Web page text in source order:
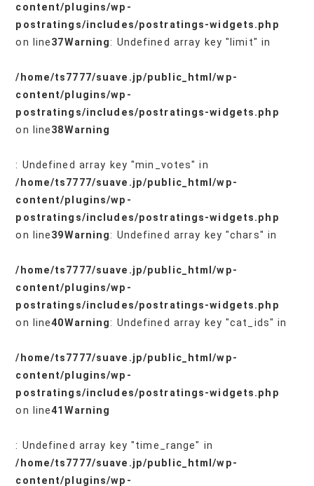
content/plugins/wp-
postratings/includes/postratings-widgets.php
on line37Warning: Undefined array key "limit" in
/home/ts7777/suave.jp/public_html/wp-
content/plugins/wp-
postratings/includes/postratings-widgets.php
on line38Warning
: Undefined array key "min_votes" in
/home/ts7777/suave.jp/public_html/wp-
content/plugins/wp-
postratings/includes/postratings-widgets.php
on line39Warning: Undefined array key "chars" in
/home/ts7777/suave.jp/public_html/wp-
content/plugins/wp-
postratings/includes/postratings-widgets.php
on line40Warning: Undefined array key "cat_ids" in
/home/ts7777/suave.jp/public_html/wp-
content/plugins/wp-
postratings/includes/postratings-widgets.php
on line41 Warning
: Undefined array key "time_range" in
/home/ts7777/suave.jp/public_html/wp-
content/plugins/wp-